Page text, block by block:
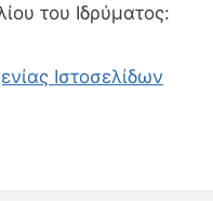
του Ιδρύματος:
Ιστοσελίδων